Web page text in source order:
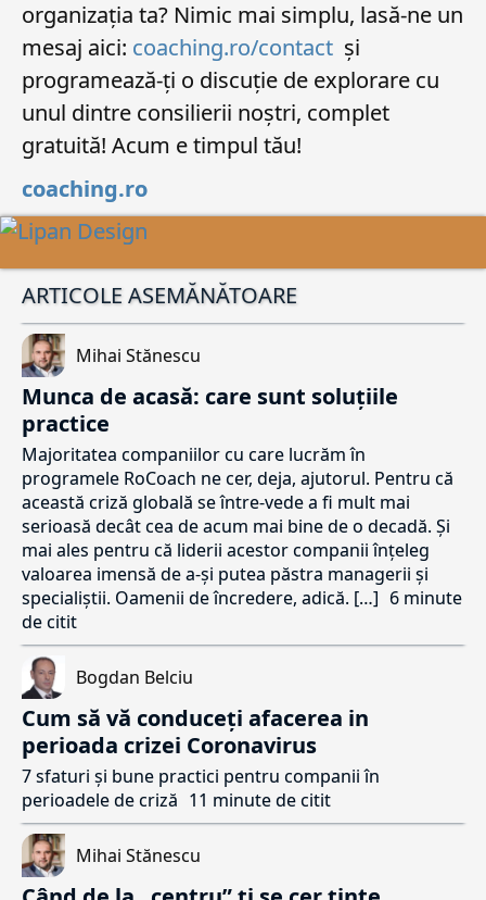
organizația ta? Nimic mai simplu, lasă-ne un
mesaj aici: coaching.ro/contact și
programează-ți o discuție de explorare cu
unul dintre consilierii noștri, complet
gratuită! Acum e timpul tău!
coaching.ro
ARTICOLE ASEMĂNĂTOARE
Mihai Stănescu
Munca de acasă: care sunt soluțiile
practice
Majoritatea companiilor cu care lucrăm în
programele RoCoach ne cer, deja, ajutorul. Pentru că
această criză globală se între-vede a fi mult mai
serioasă decât cea de acum mai bine de o decadă. Și
mai ales pentru că liderii acestor companii înțeleg
valoarea imensă de a-și putea păstra managerii și
specialiștii. Oamenii de încredere, adică. […] 6 minute
de citit
Bogdan Belciu
Cum să vă conduceți afacerea in
perioada crizei Coronavirus
7 sfaturi și bune practici pentru companii în
perioadele de criză 11 minute de citit
Mihai Stănescu